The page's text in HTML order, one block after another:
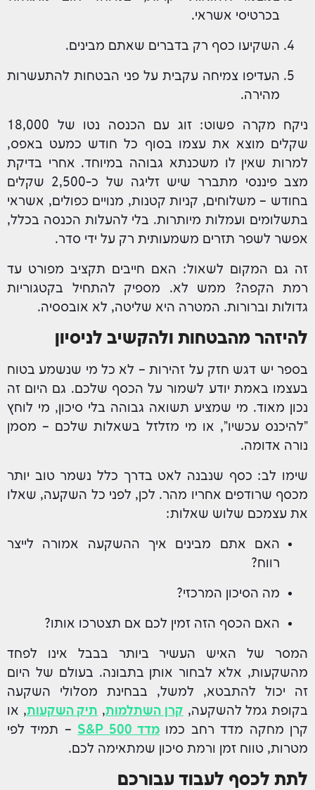
בכרטיסי אשראי.
השקיעו כסף רק בדברים שאתם מבינים.
העדיפו צמיחה עקבית על פני הבטחות להתעשרות
מהירה.
ניקח מקרה פשוט: זוג עם הכנסה נטו של 18,000
שקלים מוצא את עצמו בסוף כל חודש כמעט באפס,
למרות שאין לו משכנתא גבוהה במיוחד. אחרי בדיקת
מצב פיננסי מתברר שיש זליגה של כ-2,500 שקלים
בחודש – משלוחים, קניות קטנות, מנויים כפולים, אשראי
בתשלומים ועמלות מיותרות. בלי להעלות הכנסה בכלל,
אפשר לשפר תזרים משמעותית רק על ידי סדר.
זה גם המקום לשאול: האם חייבים תקציב מפורט עד
רמת הקפה? ממש לא. מספיק להתחיל בקטגוריות
גדולות וברורות. המטרה היא שליטה, לא אובססיה.
להיזהר מהבטחות ולהקשיב לניסיון
בספר יש דגש חזק על זהירות – לא כל מי שנשמע בטוח
בעצמו באמת יודע לשמור על הכסף שלכם. גם היום זה
נכון מאוד. מי שמציע תשואה גבוהה בלי סיכון, מי לוחץ
"להיכנס עכשיו", או מי מזלזל בשאלות שלכם – מסמן
נורה אדומה.
שימו לב: כסף שנבנה לאט בדרך כלל נשמר טוב יותר
מכסף שרודפים אחריו מהר. לכן, לפני כל השקעה, שאלו
את עצמכם שלוש שאלות:
האם אתם מבינים איך ההשקעה אמורה לייצר
רווח?
מה הסיכון המרכזי?
האם הכסף הזה זמין לכם אם תצטרכו אותו?
המסר של האיש העשיר ביותר בבבל אינו לפחד
מהשקעות, אלא לבחור אותן בתבונה. בעולם של היום
זה יכול להתבטא, למשל, בבחינת מסלולי השקעה
בקופת גמל להשקעה, קרן השתלמות, תיק השקעות, או
קרן מחקה מדד רחב כמו מדד S&P 500
– תמיד לפי
מטרות, טווח זמן ורמת סיכון שמתאימה לכם.
לתת לכסף לעבוד עבורכם